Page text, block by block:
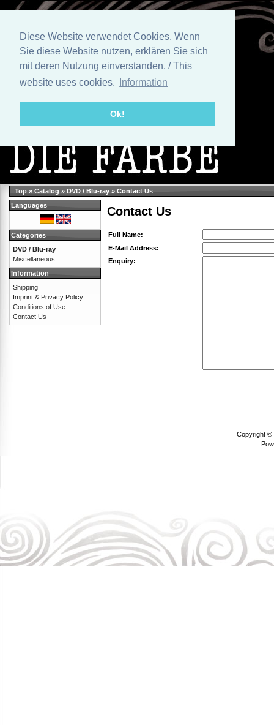
Diese Website verwendet Cookies. Wenn
Sie diese Website nutzen, erklären Sie sich
mit deren Nutzung einverstanden. / This
website uses cookies.
Information
Ok!
Top » Catalog » DVD / Blu-ray » Contact Us
Contact Us
Full Name:
E-Mail Address:
Enquiry:
Languages
Categories
DVD / Blu-ray
Miscellaneous
Information
Shipping
Imprint & Privacy Policy
Conditions of Use
Contact Us
Copyright